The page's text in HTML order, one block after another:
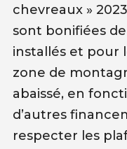
chevreaux »
sont bonifiées
installés et pour
zone de
abaissé, en
d’autres
respecter les